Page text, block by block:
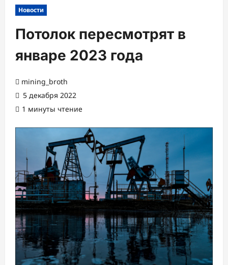
Новости
Потолок пересмотрят в
январе 2023 года
mining_broth
5 декабря 2022
1 минуты чтение